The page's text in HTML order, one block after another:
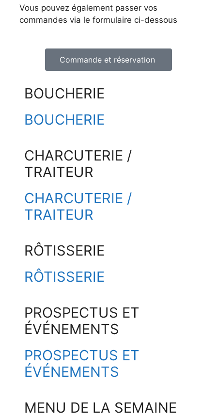
Vous pouvez également passer vos
commandes via le formulaire ci-dessous
Commande et réservation
BOUCHERIE
BOUCHERIE
CHARCUTERIE /
TRAITEUR
CHARCUTERIE /
TRAITEUR
RÔTISSERIE
RÔTISSERIE
PROSPECTUS ET
ÉVÉNEMENTS
PROSPECTUS ET
ÉVÉNEMENTS
MENU DE LA SEMAINE